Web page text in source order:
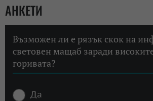
АНКЕТИ
Възможен ли е рязък скок на
световен мащаб заради
горивата?
Да